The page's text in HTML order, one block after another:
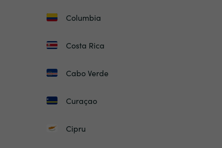
Columbia
Costa Rica
Cabo Verde
Curaçao
Cipru